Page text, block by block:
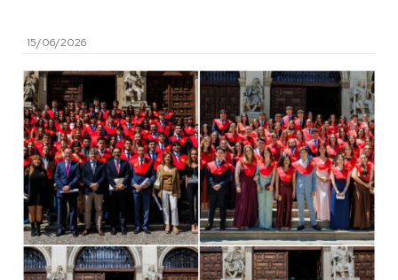
15/06/2026